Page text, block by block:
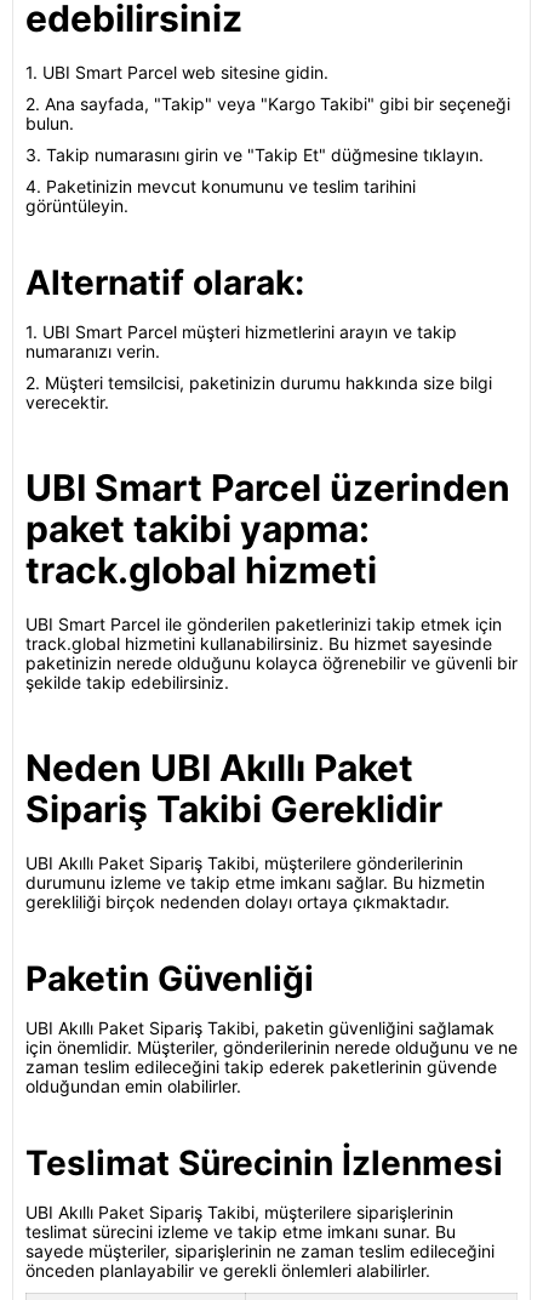
edebilirsiniz
1. UBI Smart Parcel web sitesine gidin.
2. Ana sayfada, "Takip" veya "Kargo Takibi" gibi bir seçeneği
bulun.
3. Takip numarasını girin ve "Takip Et" düğmesine tıklayın.
4. Paketinizin mevcut konumunu ve teslim tarihini
görüntüleyin.
Alternatif olarak:
1. UBI Smart Parcel müşteri hizmetlerini arayın ve takip
numaranızı verin.
2. Müşteri temsilcisi, paketinizin durumu hakkında size bilgi
verecektir.
UBI Smart Parcel üzerinden
paket takibi yapma:
track.global hizmeti
UBI Smart Parcel ile gönderilen paketlerinizi takip etmek için
track.global hizmetini kullanabilirsiniz. Bu hizmet sayesinde
paketinizin nerede olduğunu kolayca öğrenebilir ve güvenli bir
şekilde takip edebilirsiniz.
Neden UBI Akıllı Paket
Sipariş Takibi Gereklidir
UBI Akıllı Paket Sipariş Takibi, müşterilere gönderilerinin
durumunu izleme ve takip etme imkanı sağlar. Bu hizmetin
gerekliliği birçok nedenden dolayı ortaya çıkmaktadır.
Paketin Güvenliği
UBI Akıllı Paket Sipariş Takibi, paketin güvenliğini sağlamak
için önemlidir. Müşteriler, gönderilerinin nerede olduğunu ve ne
zaman teslim edileceğini takip ederek paketlerinin güvende
olduğundan emin olabilirler.
Teslimat Sürecinin İzlenmesi
UBI Akıllı Paket Sipariş Takibi, müşterilere siparişlerinin
teslimat sürecini izleme ve takip etme imkanı sunar. Bu
sayede müşteriler, siparişlerinin ne zaman teslim edileceğini
önceden planlayabilir ve gerekli önlemleri alabilirler.